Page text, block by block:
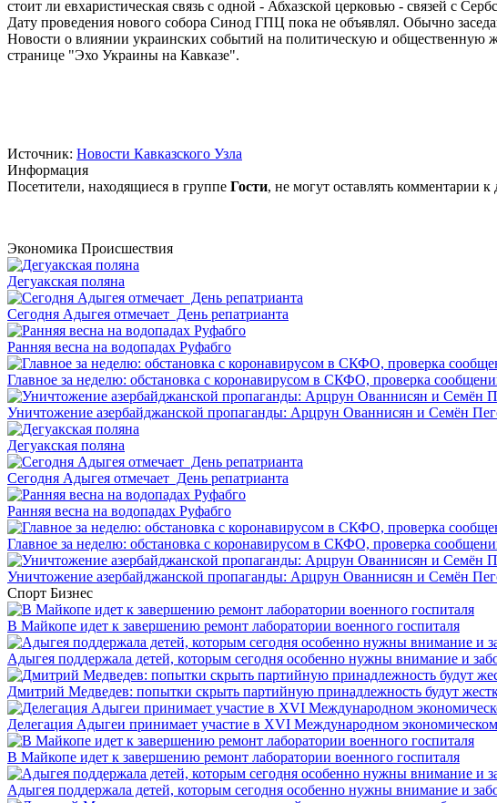
стоит ли евхаристическая связь с одной - Абхазской церковью - связей с
Дату проведения нового собора Синод ГПЦ пока не объявлял. Обычно
Новости о влиянии украинских событий на политическую и общественную
странице "Эхо Украины на Кавказе".
Источник: Новости Кавказского Узла
Информация
Посетители, находящиеся в группе Гости, не могут оставлять комментарии
Экономика Происшествия
Дегуакская поляна
Сегодня Адыгея отмечает День репатрианта
Ранняя весна на водопадах Руфабго
Главное за неделю: обстановка с коронавирусом в СКФО, проверка
Уничтожение азербайджанской пропаганды: Арцрун Ованнисян и Семён
Дегуакская поляна
Сегодня Адыгея отмечает День репатрианта
Ранняя весна на водопадах Руфабго
Главное за неделю: обстановка с коронавирусом в СКФО, проверка
Уничтожение азербайджанской пропаганды: Арцрун Ованнисян и Семён
Спорт Бизнес
В Майкопе идет к завершению ремонт лаборатории военного госпиталя
Адыгея поддержала детей, которым сегодня особенно нужны внимание и
Дмитрий Медведев: попытки скрыть партийную принадлежность будут
Делегация Адыгеи принимает участие в XVI Международном
В Майкопе идет к завершению ремонт лаборатории военного госпиталя
Адыгея поддержала детей, которым сегодня особенно нужны внимание и